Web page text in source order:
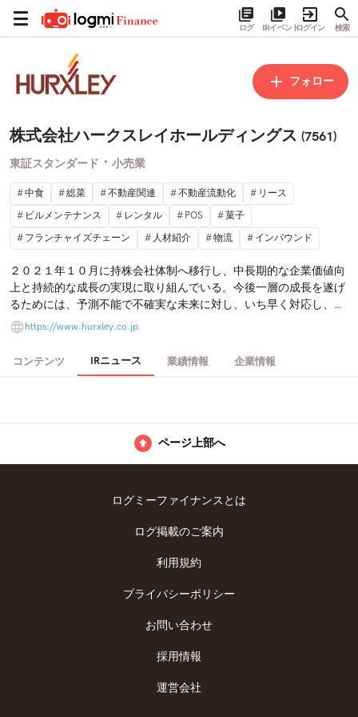
ログ IRイベントログイン 検索
フォロー
株式会社ハークスレイホールディングス (7561)
東証スタンダード ・ 小売業
中食 総菜 不動産関連 不動産流動化
リース
ビルメンテナンス
レンタル POS
菓子
フランチャイズチェーン
人材紹介 物流 インバウンド
２０２１年１０月に持株会社体制へ移行し、中長期的な企業価値向
上と持続的な成長の実現に取り組んでいる。今後一層の成長を遂げ
るためには、予測不能で不確実な未来に対し、いち早く対応し、そ
の先にある新しいマーケットの開拓に注力することが重要であると
認識。各グループ事業会社に対し機動的かつ自律的な経営体制の構
築を促し、環境変化に対する柔軟性や対応力を兼ね備えた「自己変
革型企業群」の方針を重視。
https://www.hurxley.co.jp
コンテンツ IRニュース 業績情報 企業情報
ページ上部へ
ログミーファイナンスとは
ログ掲載のご案内
利用規約
プライバシーポリシー
お問い合わせ
採用情報
運営会社